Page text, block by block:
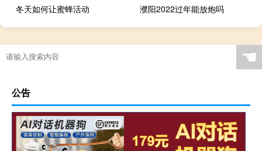
冬天如何让蜜蜂活动
濮阳2022过年能放炮吗
☚
公告